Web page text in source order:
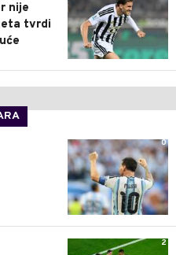
nije
tvrdi
0
2